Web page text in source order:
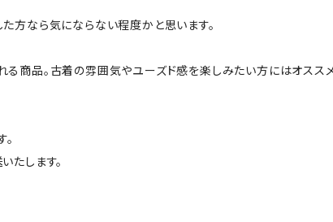
方なら気にならない程度かと思います。
商品。古着の雰囲気やユーズド感を楽しみたい方にはオスス
たします。